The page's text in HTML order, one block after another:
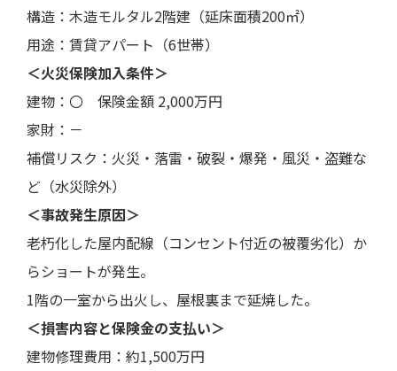
構造：木造モルタル2階建（延床面積200㎡）
用途：賃貸アパート（6世帯）
＜火災保険加入条件＞
建物：〇 保険金額 2,000万円
家財：－
補償リスク：火災・落雷・破裂・爆発・風災・盗難な
ど（水災除外）
＜事故発生原因＞
老朽化した屋内配線（コンセント付近の被覆劣化）か
らショートが発生。
1階の一室から出火し、屋根裏まで延焼した。
＜損害内容と保険金の支払い＞
建物修理費用：約1,500万円